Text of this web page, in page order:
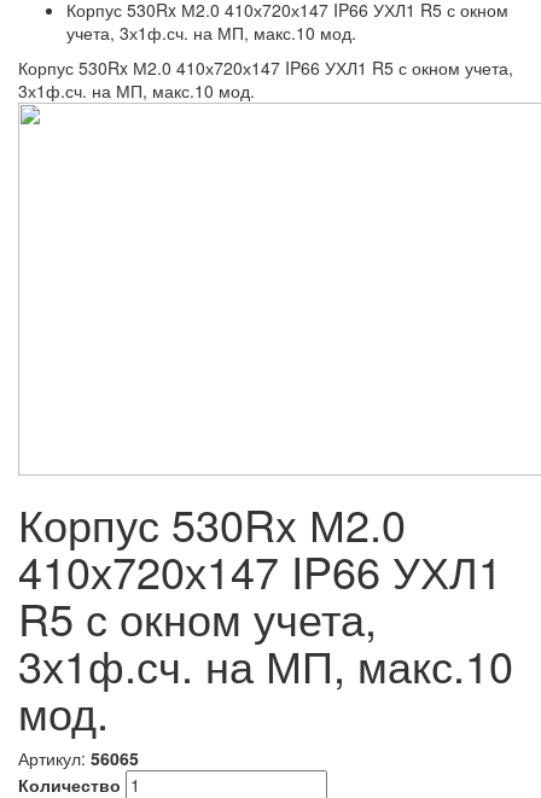
Корпус 530Rx М2.0 410х720х147 IP66 УХЛ1 R5 с окном
учета, 3х1ф.сч. на МП, макс.10 мод.
Корпус 530Rx М2.0 410х720х147 IP66 УХЛ1 R5 с окном учета,
3х1ф.сч. на МП, макс.10 мод.
Корпус 530Rx М2.0
410х720х147 IP66 УХЛ1
R5 с окном учета,
3х1ф.сч. на МП, макс.10
мод.
Артикул: 56065
Количество